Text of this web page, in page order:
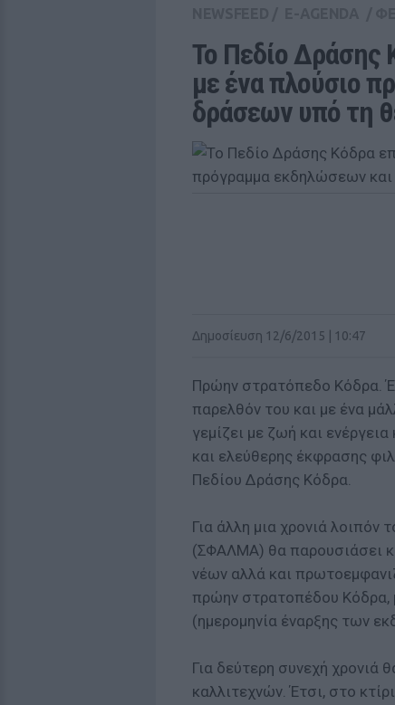
Το Πεδίο Δράσης
με ένα πλούσιο
δράσεων υπό τη
Δημοσίευση 12/6/2015 | 10:47
Πρώην στρατόπεδο Κόδρα.
παρελθόν του και με ένα
γεμίζει με ζωή και
και ελεύθερης έκφρασης
Πεδίου Δράσης Κόδρα.
Για άλλη μια χρονιά λοιπόν
(ΣΦΑΛΜΑ) θα παρουσιάσει
νέων αλλά και
πρώην στρατοπέδου Κόδρα,
(ημερομηνία έναρξης των
Για δεύτερη συνεχή χρονιά
καλλιτεχνών. Έτσι, στο